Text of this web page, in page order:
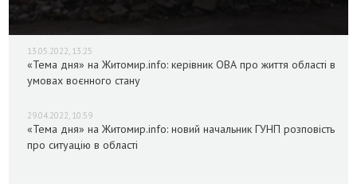
13.05.2022, 13:25
«Тема дня» на Житомир.info: керівник ОВА про життя області в
умовах воєнного стану
29.04.2022, 10:59
«Тема дня» на Житомир.info: новий начальник ГУНП розповість
про ситуацію в області